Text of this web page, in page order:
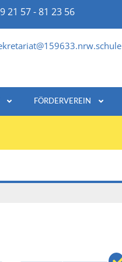
21 57 - 81 23 56
FÖRDERVEREIN